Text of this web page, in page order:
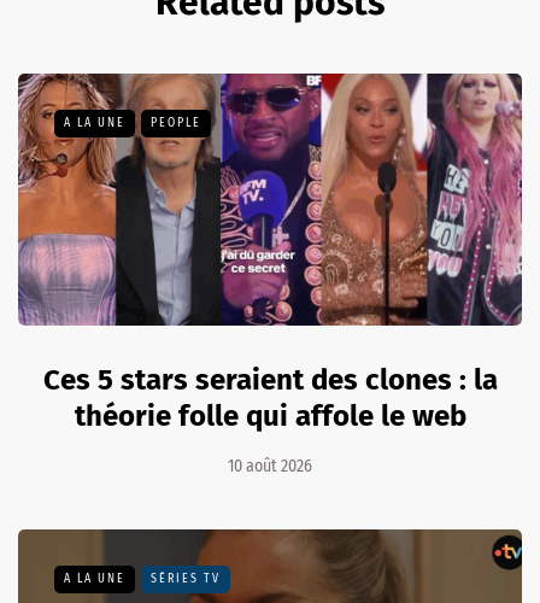
A LA UNE PEOPLE
Ces 5 stars seraient des clones : la
théorie folle qui affole le web
10 août 2026
A LA UNE SÉRIES TV